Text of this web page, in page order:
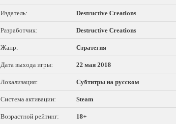
Издатель: Destructive Creations
Разработчик: Destructive Creations
Жанр: Стратегия
Дата выхода игры: 22 мая 2018
Локализация: Субтитры на русском
Система активации: Steam
Возрастной рейтинг: 18+